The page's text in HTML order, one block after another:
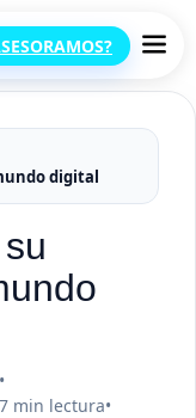
digital
•
7 min lectura•